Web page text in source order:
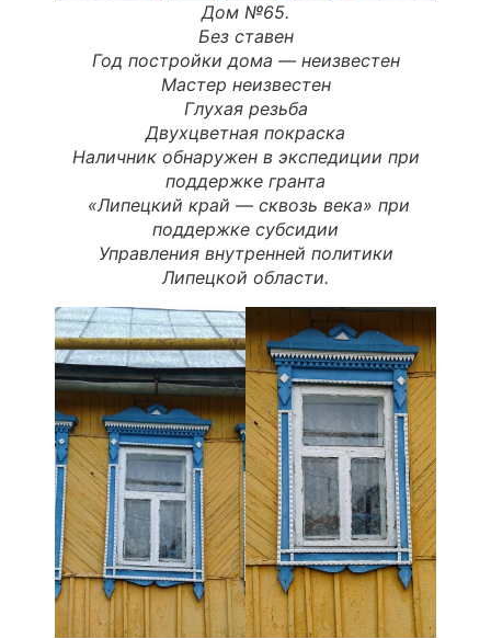
Дом №65.
Без ставен
Год постройки дома — неизвестен
Мастер неизвестен
Глухая резьба
Двухцветная покраска
Наличник обнаружен в экспедиции при
поддержке гранта
«Липецкий край — сквозь века» при
поддержке субсидии
Управления внутренней политики
Липецкой области.